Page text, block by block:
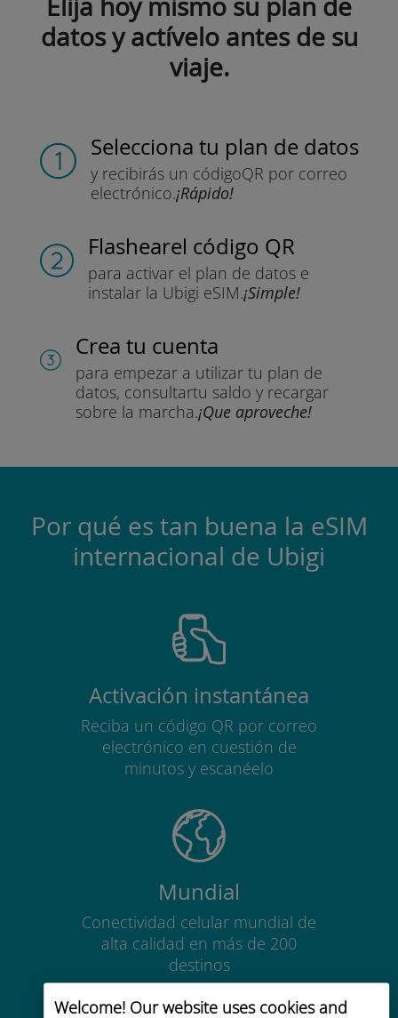
Welcome! Our website uses cookies and
Elija hoy mismo su plan de
datos y actívelo antes de su
viaje.
Selecciona tu plan de datos
y recibirás un códigoQR por correo
electrónico.¡Rápido!
Flashearel código QR
para activar el plan de datos e
instalar la Ubigi eSIM.¡Simple!
Crea tu cuenta
para empezar a utilizar tu plan de
datos, consultartu saldo y recargar
sobre la marcha.¡Que aproveche!
Por qué es tan buena la eSIM
internacional de Ubigi
Activación instantánea
Reciba un código QR por correo
electrónico en cuestión de
minutos y escanéelo
Mundial
Conectividad celular mundial de
alta calidad en más de 200
destinos